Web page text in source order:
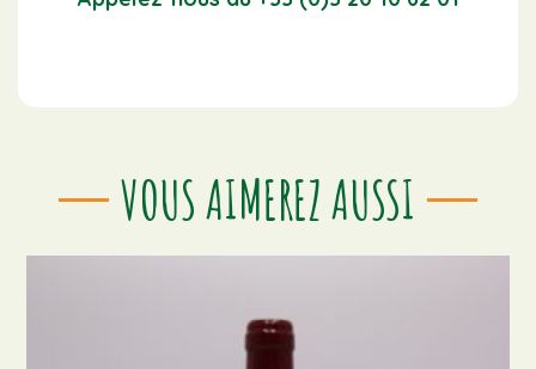
VOUS AIMEREZ AUSSI